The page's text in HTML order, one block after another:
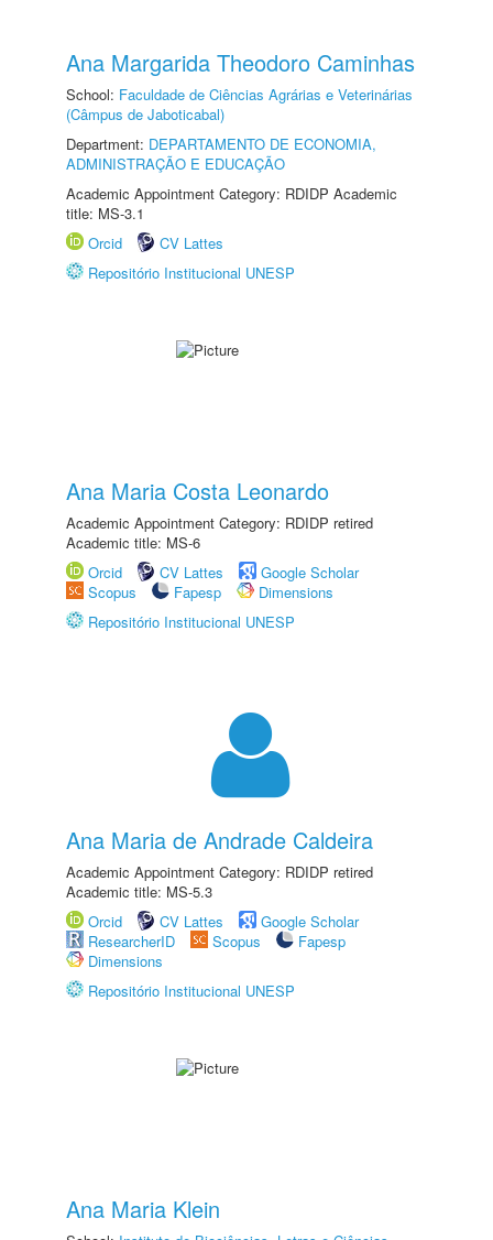
Ana Margarida Theodoro Caminhas
School: Faculdade de Ciências Agrárias e Veterinárias
(Câmpus de Jaboticabal)
Department: DEPARTAMENTO DE ECONOMIA,
ADMINISTRAÇÃO E EDUCAÇÃO
Academic Appointment Category: RDIDP Academic
title: MS-3.1
Orcid
CV Lattes
Repositório Institucional UNESP
Ana Maria Costa Leonardo
Academic Appointment Category: RDIDP retired
Academic title: MS-6
Orcid
CV Lattes
Google Scholar
Scopus
Fapesp
Dimensions
Repositório Institucional UNESP
Ana Maria de Andrade Caldeira
Academic Appointment Category: RDIDP retired
Academic title: MS-5.3
Orcid
CV Lattes
Google Scholar
ResearcherID
Scopus
Fapesp
Dimensions
Repositório Institucional UNESP
Ana Maria Klein